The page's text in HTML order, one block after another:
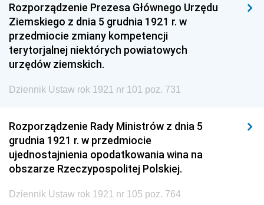
Rozporządzenie Prezesa Głównego Urzędu
Ziemskiego z dnia 5 grudnia 1921 r. w
przedmiocie zmiany kompetencji
terytorjalnej niektórych powiatowych
urzędów ziemskich.
Dziennik Ustaw rok 1921 nr 101 poz. 731
Rozporządzenie Rady Ministrów z dnia 5
grudnia 1921 r. w przedmiocie
ujednostajnienia opodatkowania wina na
obszarze Rzeczypospolitej Polskiej.
Dziennik Ustaw rok 1921 nr 105 poz. 764